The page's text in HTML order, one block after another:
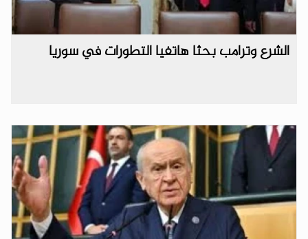
الشرع وترامب بحثا هاتفيا التطورات في سوريا